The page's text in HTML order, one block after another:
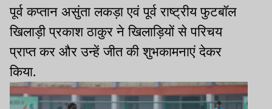
पूर्व कप्तान असुंता लकड़ा एवं पूर्व राष्ट्रीय फुटबॉल
खिलाड़ी प्रकाश ठाकुर ने खिलाड़ियों से परिचय
प्राप्त कर और उन्हें जीत की शुभकामनाएं देकर
किया.